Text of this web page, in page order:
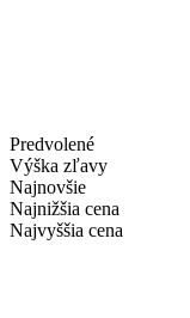
Predvolené
Výška zľavy
Najnovšie
Najnižšia cena
Najvyššia cena